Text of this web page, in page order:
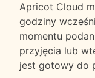
Apricot Cloud
godziny
momentu
przyjęcia lub
jest gotowy do